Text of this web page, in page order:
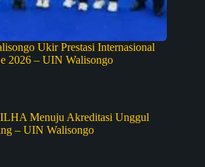
Ukir Prestasi Internasional
2026 – UIN Walisongo